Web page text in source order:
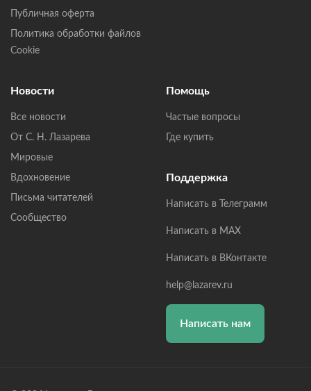
Публичная оферта
Политика обработки файлов
Cookie
Новости
Все новости
От С. Н. Лазарева
Мировые
Вдохновение
Письма читателей
Сообщество
Помощь
Частые вопросы
Где купить
Поддержка
Написать в Телеграмм
Написать в MAX
Написать в ВКонтакте
help@lazarev.ru
Написать нам